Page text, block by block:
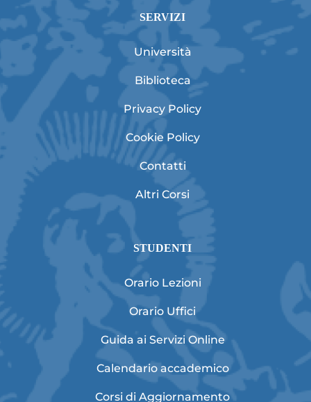
SERVIZI
Università
Biblioteca
Privacy Policy
Cookie Policy
Contatti
Altri Corsi
STUDENTI
Orario Lezioni
Orario Uffici
Guida ai Servizi Online
Calendario accademico
Corsi di Aggiornamento